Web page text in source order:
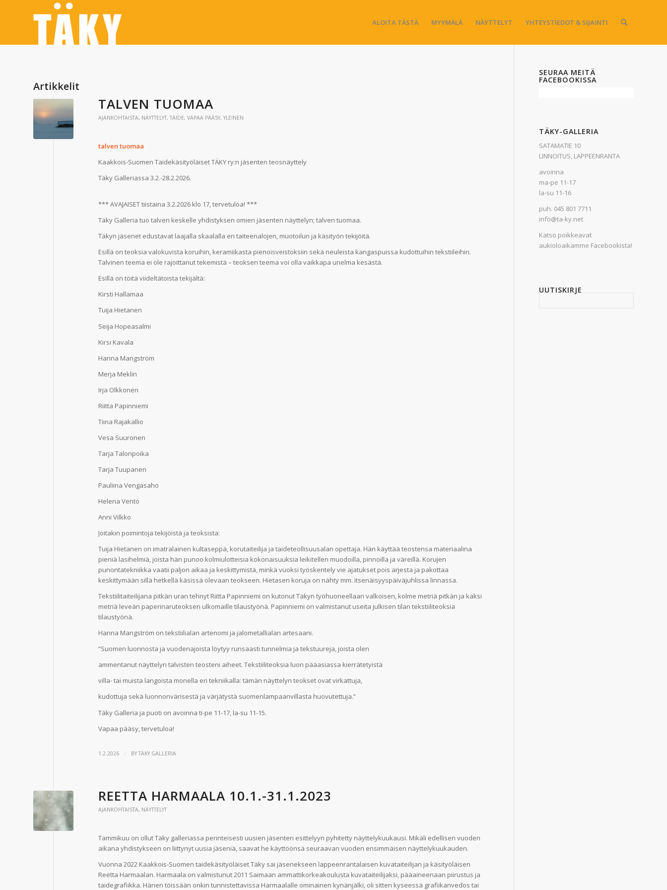
ALOITA TÄSTÄ MYYMÄLÄ NÄYTTELYT YHTEYSTIEDOT & SIJAINTI
Artikkelit
TALVEN TUOMAA
AJANKOHTAISTA, NÄYTTELYT, TAIDE, VAPAA PÄÄSY, YLEINEN
talven tuomaa
Kaakkois-Suomen Taidekäsityöläiset TÄKY ry:n jäsenten teosnäyttely
Täky Galleriassa 3.2.-28.2.2026.
*** AVAJAISET tiistaina 3.2.2026 klo 17, tervetuloa! ***
Täky Galleria tuo talven keskelle yhdistyksen omien jäsenten näyttelyn; talven tuomaa.
Täkyn jäsenet edustavat laajalla skaalalla eri taiteenalojen, muotoilun ja käsityön tekijöitä.
Esillä on teoksia valokuvista koruihin, keramiikasta pienoisveistoksiin sekä neuleista kangaspuissa kudottuihin tekstiileihin.
Talvinen teema ei ole rajoittanut tekemistä – teoksen teema voi olla vaikkapa unelma kesästä.
Esillä on töitä viideltätoista tekijältä:
Kirsti Hallamaa
Tuija Hietanen
Seija Hopeasalmi
Kirsi Kavala
Hanna Mangström
Merja Meklin
Irja Olkkonen
Riitta Papinniemi
Tiina Rajakallio
Vesa Suuronen
Tarja Talonpoika
Tarja Tuupanen
Pauliina Vengasaho
Helena Vento
Anni Vilkko
Joitakin poimintoja tekijöistä ja teoksista:
Tuija Hietanen on imatralainen kultaseppä, korutaiteilija ja taideteollisuusalan opettaja. Hän käyttää teostensa materiaalina
pieniä lasihelmiä, joista hän punoo kolmiulotteisia kokonaisuuksia leikitellen muodoilla, pinnoilla ja väreillä. Korujen
punontatekniikka vaatii paljon aikaa ja keskittymistä, minkä vuoksi työskentely vie ajatukset pois arjesta ja pakottaa
keskittymään sillä hetkellä käsissä olevaan teokseen. Hietasen koruja on nähty mm. itsenäisyyspäiväjuhlissa linnassa.
Tekstiilitaiteilijana pitkän uran tehnyt Riitta Papinniemi on kutonut Täkyn työhuoneellaan valkoisen, kolme metriä pitkän ja kaksi
metriä leveän paperinaruteoksen ulkomaille tilaustyönä. Papinniemi on valmistanut useita julkisen tilan tekstiiliteoksia
tilaustyönä.
Hanna Mangström on tekstiilialan artenomi ja jalometallialan artesaani.
”Suomen luonnosta ja vuodenajoista löytyy runsaasti tunnelmia ja tekstuureja, joista olen
ammentanut näyttelyn talvisten teosteni aiheet. Tekstiiliteoksia luon pääasiassa kierrätetyistä
villa- tai muista langoista monella eri tekniikalla: tämän näyttelyn teokset ovat virkattuja,
kudottuja sekä luonnonvärisestä ja värjätystä suomenlampaanvillasta huovutettuja.”
Täky Galleria ja puoti on avoinna ti-pe 11-17, la-su 11-15.
Vapaa pääsy, tervetuloa!
1.2.2026 / BYTÄKY GALLERIA
REETTA HARMAALA 10.1.-31.1.2023
AJANKOHTAISTA, NÄYTTELYT
Tammikuu on ollut Täky galleriassa perinteisesti uusien jäsenten esittelyyn pyhitetty näyttelykuukausi. Mikäli edellisen vuoden
aikana yhdistykseen on liittynyt uusia jäseniä, saavat he käyttöönsä seuraavan vuoden ensimmäisen näyttelykuukauden.
Vuonna 2022 Kaakkois-Suomen taidekäsityöläiset Täky sai jäsenekseen lappeenrantalaisen kuvataiteilijan ja käsityöläisen
Reetta Harmaalan. Harmaala on valmistunut 2011 Saimaan ammattikorkeakoulusta kuvataiteilijaksi, pääaineenaan piirustus ja
taidegrafiikka. Hänen töissään onkin tunnistettavissa Harmaalalle ominainen kynänjälki, oli sitten kyseessä grafiikanvedos tai
SEURAA MEITÄ
FACEBOOKISSA
TÄKY-GALLERIA
SATAMATIE 10
LINNOITUS, LAPPEENRANTA
avoinna
ma-pe 11-17
la-su 11-16
puh. 045 801 7711
info@ta-ky.net
Katso poikkeavat
aukioloaikamme Facebookista!
UUTISKIRJE